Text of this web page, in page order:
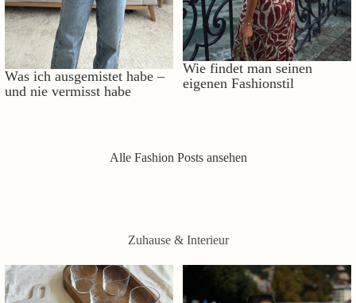
Was ich ausgemistet habe –
und nie vermisst habe
Wie findet man seinen
eigenen Fashionstil
Alle Fashion Posts ansehen
Zuhause & Interieur